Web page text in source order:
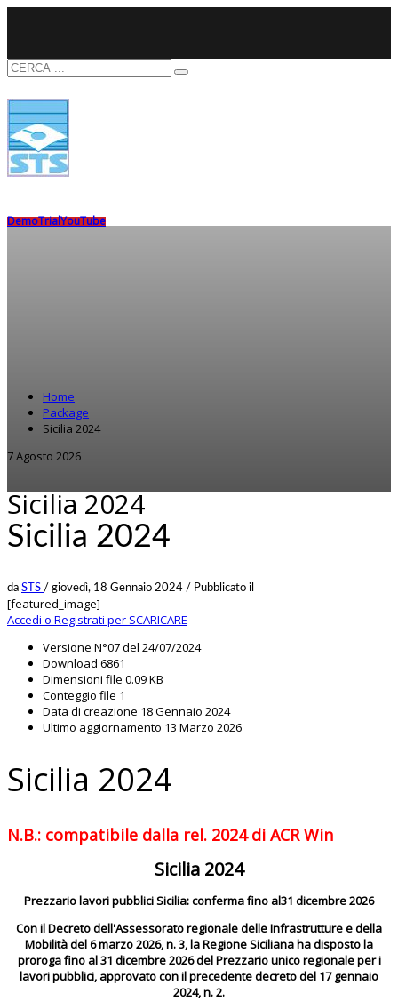
DemoTrialYouTube
Home
Package
Sicilia 2024
7 Agosto 2026
Sicilia 2024
Sicilia 2024
da STS / giovedì, 18 Gennaio 2024 / Pubblicato il
[featured_image]
Accedi o Registrati per SCARICARE
Versione N°07 del 24/07/2024
Download 6861
Dimensioni file 0.09 KB
Conteggio file 1
Data di creazione 18 Gennaio 2024
Ultimo aggiornamento 13 Marzo 2026
Sicilia 2024
N.B.: compatibile dalla rel. 2024 di ACR Win
Sicilia 2024
Prezzario lavori pubblici Sicilia: conferma fino al31 dicembre 2026
Con il Decreto dell'Assessorato regionale delle Infrastrutture e della
Mobilità del 6 marzo 2026, n. 3, la Regione Siciliana ha disposto la
proroga fino al 31 dicembre 2026 del Prezzario unico regionale per i
lavori pubblici, approvato con il precedente decreto del 17 gennaio
2024, n. 2.